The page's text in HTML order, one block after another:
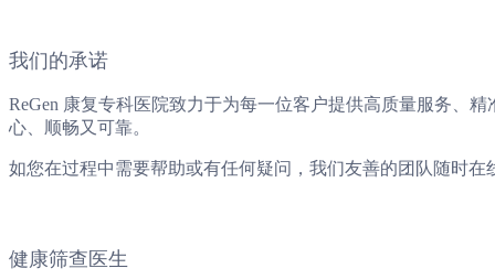
我们的承诺
ReGen 康复专科医院致力于为每一位客户提供高质量服务、
心、顺畅又可靠。
如您在过程中需要帮助或有任何疑问，我们友善的团队随时在
健康筛查医生